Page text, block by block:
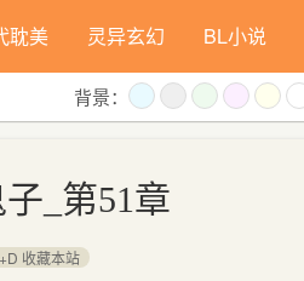
耽美 灵异玄幻 BL小说
背景：
_第51章
收藏本站